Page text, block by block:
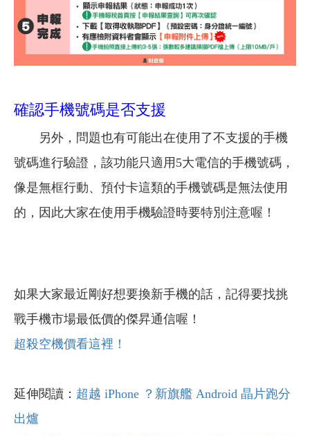
確認手機號碼是否支援
另外，問題也有可能出在使用了不支援的手機
號碼進行驗證，該功能只適用5大電信的手機號碼，
像是無框行動、預付卡這類的手機號碼是無法使用
的，因此大家在使用手機驗證時要特別注意喔！
如果大家最近剛好想要換新手機的話，記得要找挑
戰手機市場最低價的傑昇通信喔！
超殺空機價看這裡！
延伸閱讀： 超越 iPhone ？新旗艦 Android 晶片跑分
出爐